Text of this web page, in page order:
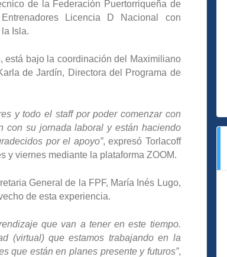
de la Federación Puertorriqueña de
Licencia D Nacional con
Isla.
está bajo la coordinación del Maximiliano
de Jardín, Directora del Programa de
y todo el staff por poder comenzar con
con su jornada laboral y están haciendo
por el apoyo”, expresó Torlacoff
y viernes mediante la plataforma ZOOM.
General de la FPF, María Inés Lugo,
de esta experiencia.
que van a tener en este tiempo.
(virtual) que estamos trabajando en la
que están en planes presente y futuros”,